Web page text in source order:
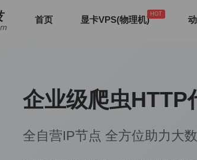
首页 显卡VPS(物理机)
商